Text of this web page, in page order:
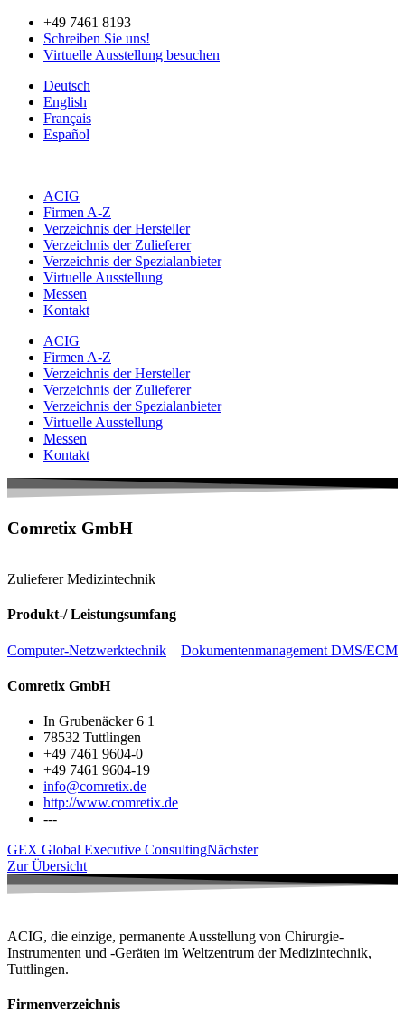
Zum
Inhalt
springen
+49 7461 8193
Schreiben Sie uns!
Virtuelle Ausstellung besuchen
Deutsch
English
Français
Español
ACIG
Firmen A-Z
Verzeichnis der Hersteller
Verzeichnis der Zulieferer
Verzeichnis der Spezialanbieter
Virtuelle Ausstellung
Messen
Kontakt
ACIG
Firmen A-Z
Verzeichnis der Hersteller
Verzeichnis der Zulieferer
Verzeichnis der Spezialanbieter
Virtuelle Ausstellung
Messen
Kontakt
Comretix GmbH
Zulieferer Medizintechnik
Produkt-/ Leistungsumfang
Computer-Netzwerktechnik Dokumentenmanagement DMS/ECM
Comretix GmbH
In Grubenäcker 6 1
78532 Tuttlingen
+49 7461 9604-0
+49 7461 9604-19
info@comretix.de
http://www.comretix.de
---
GEX Global Executive ConsultingNächster
Zur Übersicht
ACIG, die einzige, permanente Ausstellung von Chirurgie-
Instrumenten und -Geräten im Weltzentrum der Medizintechnik,
Tuttlingen.
Firmenverzeichnis